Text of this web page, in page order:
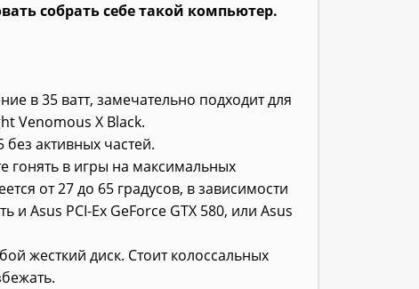
собрать себе такой компьютер.
в 35 ватт, замечательно подходит для
Venomous X Black.
активных частей.
гонять в игры на максимальных
от 27 до 65 градусов, в зависимости
и Asus PCI-Ex GeForce GTX 580, или Asus
жесткий диск. Стоит колоссальных